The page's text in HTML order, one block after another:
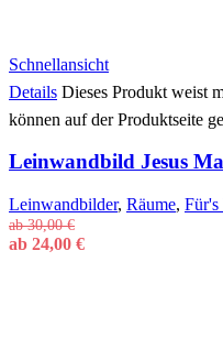
Schnellansicht
Details Dieses Produkt weist
können auf der Produktseite
Leinwandbild Jesus
Leinwandbilder, Räume, Für's
ab30,00€
ab 24,00 €